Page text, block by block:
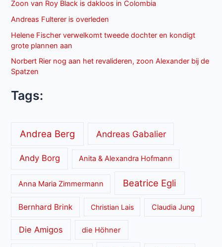
Zoon van Roy Black is dakloos in Colombia
Andreas Fulterer is overleden
Helene Fischer verwelkomt tweede dochter en kondigt
grote plannen aan
Norbert Rier nog aan het revalideren, zoon Alexander bij de
Spatzen
Tags:
Andrea Berg Andreas Gabalier
Andy Borg Anita & Alexandra Hofmann
Anna Maria Zimmermann Beatrice Egli
Bernhard Brink Christian Lais Claudia Jung
Die Amigos die Höhner